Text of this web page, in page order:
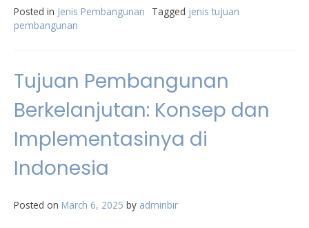
Posted in Jenis Pembangunan Tagged jenis tujuan
pembangunan
Tujuan Pembangunan
Berkelanjutan: Konsep dan
Implementasinya di
Indonesia
Posted on March 6, 2025 by adminbir